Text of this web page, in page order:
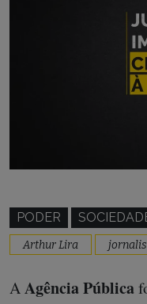
PODER
Arthur Lira
AAgência Pública